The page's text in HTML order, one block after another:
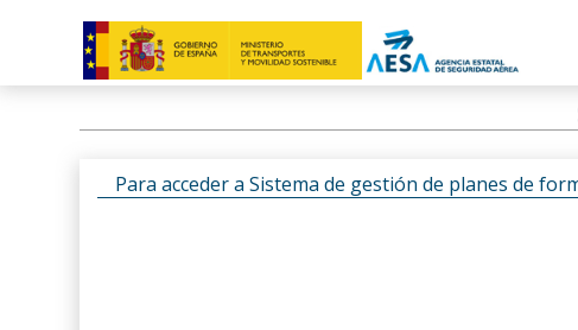
Para acceder a Sistema de gestión de planes de